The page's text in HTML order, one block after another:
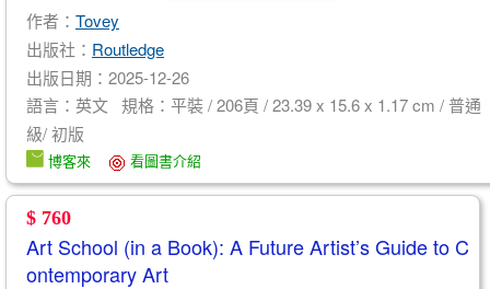
作者： Tovey
出版社： Routledge
出版日期：2025-12-26
語言：英文 規格：平裝 / 206頁 / 23.39 x 15.6 x 1.17 cm / 普通
級/ 初版
博客來 看圖書介紹
$ 760
Art School (in a Book): A Future Artist’s Guide to C
ontemporary Art